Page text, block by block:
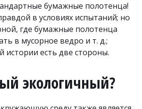
бумажные полотенца!
в условиях испытаний; но
где бумажные полотенца
в мусорное ведро и т. д.;
истории есть две стороны.
экологичный?